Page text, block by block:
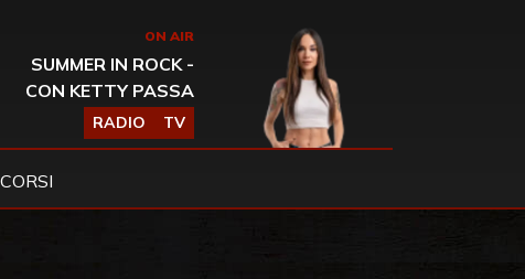
ON AIR
SUMMER IN ROCK -
CON KETTY PASSA
RADIO TV